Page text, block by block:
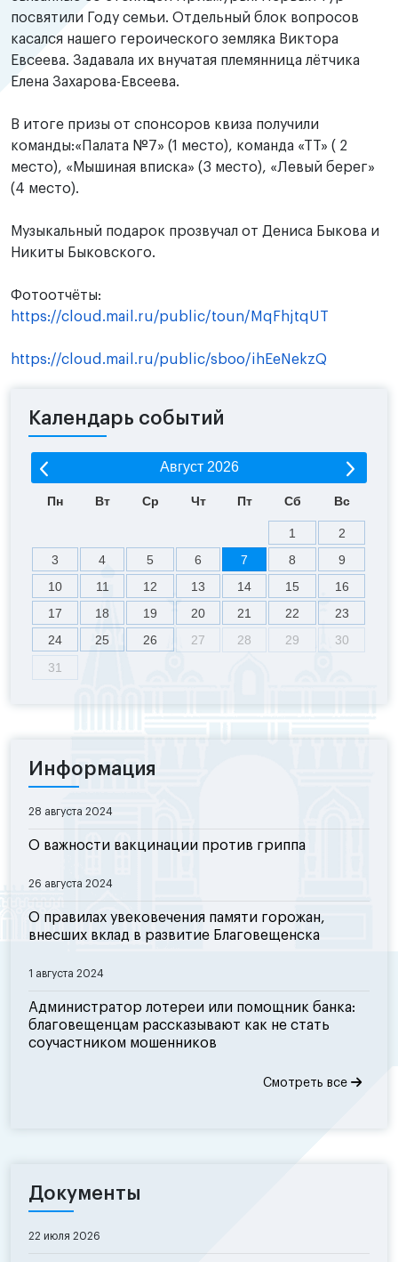
посвятили Году семьи. Отдельный блок вопросов
касался нашего героического земляка Виктора
Евсеева. Задавала их внучатая племянница лётчика
Елена Захарова-Евсеева.
В итоге призы от спонсоров квиза получили
команды:«Палата №7» (1 место), команда «ТТ» ( 2
место), «Мышиная вписка» (3 место), «Левый берег»
(4 место).
Музыкальный подарок прозвучал от Дениса Быкова и
Никиты Быковского.
Фотоотчёты:
https://cloud.mail.ru/public/toun/MqFhjtqUT
https://cloud.mail.ru/public/sboo/ihEeNekzQ
Календарь событий
Август 2026
Пн Вт Ср Чт Пт Сб Вс
1
2
3
4 5 6 7 8
9
10
11 12 13 14 15
16
17
18 19 20 21 22
23
24
25 26 27 28 29
30
31
Информация
28 августа 2024
О важности вакцинации против гриппа
26 августа 2024
О правилах увековечения памяти горожан,
внесших вклад в развитие Благовещенска
1 августа 2024
Администратор лотереи или помощник банка:
благовещенцам рассказывают как не стать
соучастником мошенников
Смотреть все
Документы
22 июля 2026